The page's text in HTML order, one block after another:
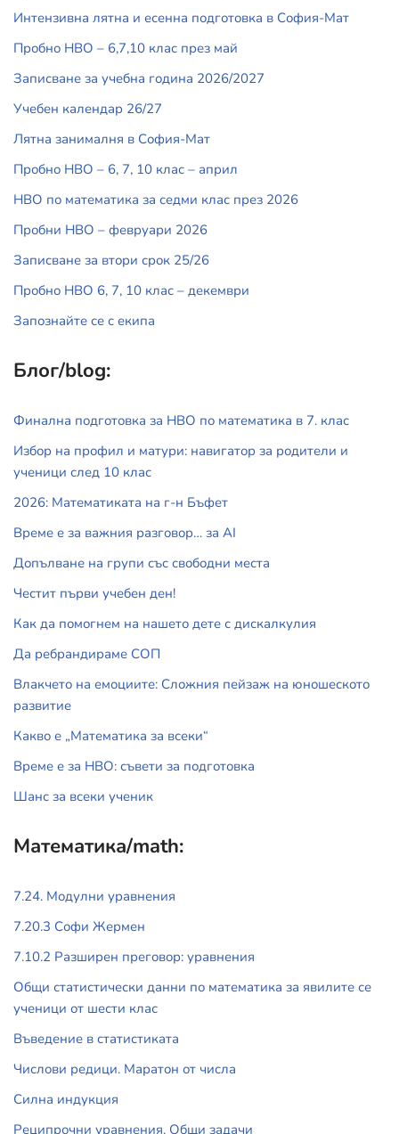
Интензивна лятна и есенна подготовка в София-Мат
Пробно НВО – 6,7,10 клас през май
Записване за учебна година 2026/2027
Учебен календар 26/27
Лятна занималня в София-Мат
Пробно НВО – 6, 7, 10 клас – април
НВО по математика за седми клас през 2026
Пробни НВО – февруари 2026
Записване за втори срок 25/26
Пробно НВО 6, 7, 10 клас – декември
Запознайте се с екипа
Блог/blog:
Финална подготовка за НВО по математика в 7. клас
Избор на профил и матури: навигатор за родители и
ученици след 10 клас
2026: Математиката на г-н Бъфет
Време е за важния разговор… за АI
Допълване на групи със свободни места
Честит първи учебен ден!
Как да помогнем на нашето дете с дискалкулия
Да ребрандираме СОП
Влакчето на емоциите: Сложния пейзаж на юношеското
развитие
Какво е „Математика за всеки“
Време е за НВО: съвети за подготовка
Шанс за всеки ученик
Математика/math:
7.24. Модулни уравнения
7.20.3 Софи Жермен
7.10.2 Разширен преговор: уравнения
Общи статистически данни по математика за явилите се
ученици от шести клас
Въведение в статистиката
Числови редици. Маратон от числа
Силна индукция
Реципрочни уравнения. Общи задачи